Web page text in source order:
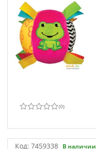
(0)
Код: 7459338 В наличии